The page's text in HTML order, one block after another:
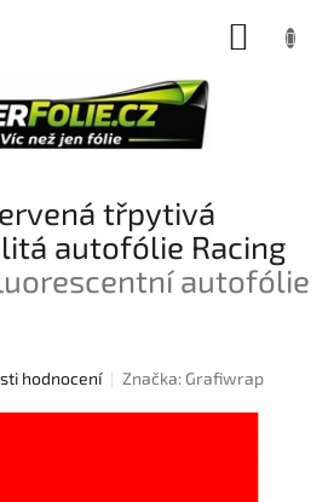
třpytivá
autofólie Racing
autofólie
hodnocení Značka: Grafiwrap